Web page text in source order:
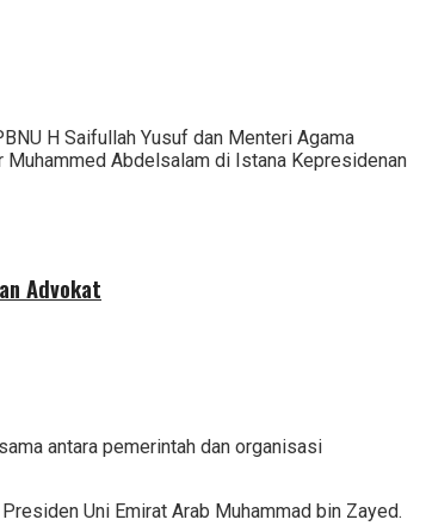
H Saifullah Yusuf dan Menteri Agama
Abdelsalam di Istana Kepresidenan
Advokat
antara pemerintah dan organisasi
Uni Emirat Arab Muhammad bin Zayed.